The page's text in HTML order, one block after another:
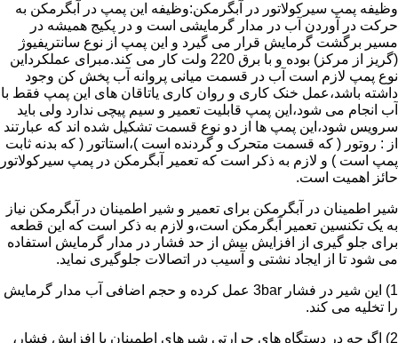
وظیفه پمپ سیرکولاتور در آبگرمکن:وظیفه این پمپ در آبگرمکن به
حرکت در آوردن آب در مدار گرمایشی است و در پکیج همیشه در
مسیر برگشت گرمایش قرار می گیرد و این پمپ از نوع سانتریفیوژ
(گریز از مرکز) بوده و با برق 220 ولت کار می کند.مبرای عملکرداین
نوع پمپ لازم است آب در قسمت میانی پروانه آب پخش کن وجود
داشته باشد،عمل خنک کاری و روان کاری یاتاقان های این پمپ فقط با
آب انجام می شود،این پمپ قابلیت تعمیر و سیم پیچی ندارد ولی باید
سرویس شود،این پمپ ها از دو نوع قسمت تشکیل شده اند که عبارتند
از : روتور ( که قسمت متحرک و گردنده است )،استاتور ( که بدنه ثابت
پمپ است ) و لازم به ذکر است که تعمیر آبگرمکن در پمپ سیرکولاتور
حائز اهمیت است.
شیر اطمینان در آبگرمکن برای تعمیر و شیر اطمینان در آبگرمکن نیاز
به یک تکنسین تعمیر آبگرمکن است،و لازم به ذکر است که این قطعه
برای جلو گیری از افزایش بیش از حد فشار در مدار گرمایش استفاده
می شود تا از ایجاد نشتی و آسیب در اتصالات جلوگیری نماید.
1) این شیر در فشار 3bar عمل کرده و حجم اضافی آب مدار گرمایش
را تخلیه می کند.
2) اگرچه در دستگاه های حرارتی شیرهای اطمینان با افزایش فشار،